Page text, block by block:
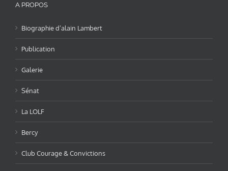
A PROPOS
Biographie d’alain Lambert
Publication
Galerie
Sénat
La LOLF
Bercy
Club Courage & Convictions